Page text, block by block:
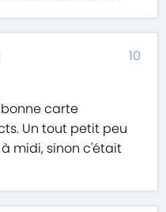
carte
Un tout petit peu
midi, sinon c'était
10